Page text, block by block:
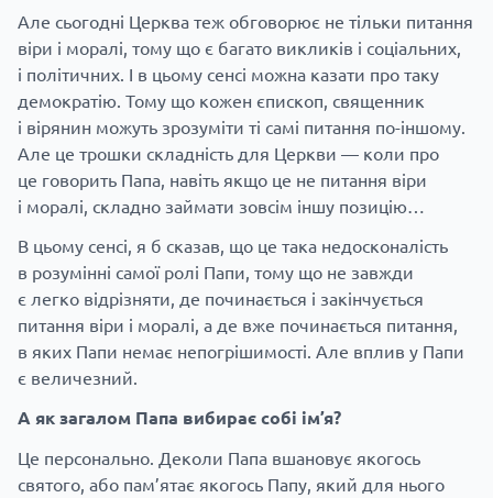
Але сьогодні Церква теж обговорює не тільки питання
віри і моралі, тому що є багато викликів і соціальних,
і політичних. І в цьому сенсі можна казати про таку
демократію. Тому що кожен єпископ, священник
і вірянин можуть зрозуміти ті самі питання по-іншому.
Але це трошки складність для Церкви — коли про
це говорить Папа, навіть якщо це не питання віри
і моралі, складно займати зовсім іншу позицію…
В цьому сенсі, я б сказав, що це така недосконалість
в розумінні самої ролі Папи, тому що не завжди
є легко відрізняти, де починається і закінчується
питання віри і моралі, а де вже починається питання,
в яких Папи немає непогрішимості. Але вплив у Папи
є величезний.
А як загалом Папа вибирає собі ім’я?
Це персонально. Деколи Папа вшановує якогось
святого, або пам’ятає якогось Папу, який для нього